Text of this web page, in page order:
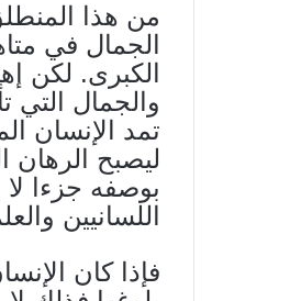
من هذا
الجمال في
الكبرى. لكن
والجمال التي
تمد الإنسان
ليصبح الرهان
بوصفه جزءا
اللسانيين
فإذا كان